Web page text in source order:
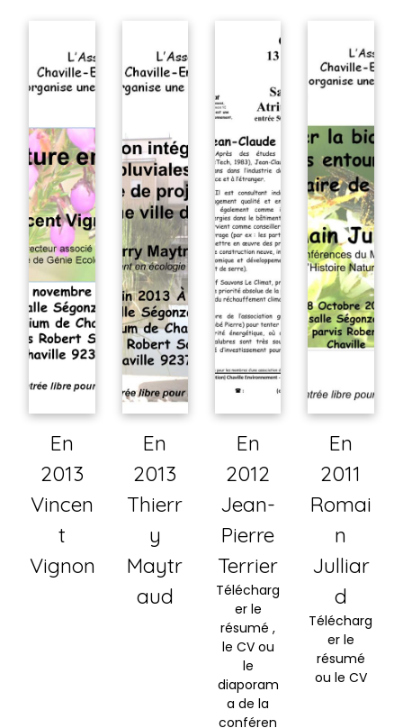
En
2013
Vincen
t
Vignon
En
2013
Thierr
y
Maytr
aud
En
2012
Jean-
Pierre
Terrier
Télécharg
er le
résumé ,
le CV ou
le
diaporam
a de la
conféren
En
2011
Romai
n
Julliar
d
Télécharg
er le
résumé
ou le CV